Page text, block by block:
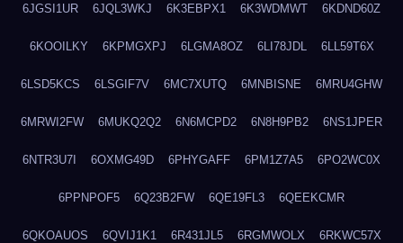
6JGSI1UR 6JQL3WKJ 6K3EBPX1 6K3WDMWT 6KDND60Z
6KOOILKY 6KPMGXPJ 6LGMA8OZ 6LI78JDL 6LL59T6X
6LSD5KCS 6LSGIF7V 6MC7XUTQ 6MNBISNE 6MRU4GHW
6MRWI2FW 6MUKQ2Q2 6N6MCPD2 6N8H9PB2 6NS1JPER
6NTR3U7I 6OXMG49D 6PHYGAFF 6PM1Z7A5 6PO2WC0X
6PPNPOF5 6Q23B2FW 6QE19FL3 6QEEKCMR
6QKOAUOS 6QVIJ1K1 6R431JL5 6RGMWOLX 6RKWC57X